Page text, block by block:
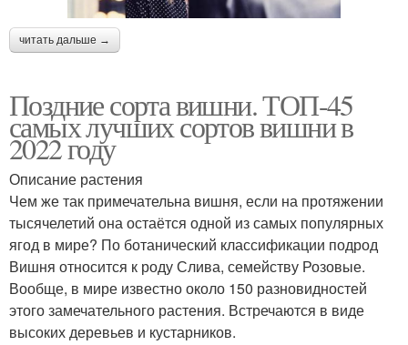
читать дальше →
Поздние сорта вишни. ТОП-45
самых лучших сортов вишни в
2022 году
Описание растения
Чем же так примечательна вишня, если на протяжении
тысячелетий она остаётся одной из самых популярных
ягод в мире? По ботанический классификации подрод
Вишня относится к роду Слива, семейству Розовые.
Вообще, в мире известно около 150 разновидностей
этого замечательного растения. Встречаются в виде
высоких деревьев и кустарников.